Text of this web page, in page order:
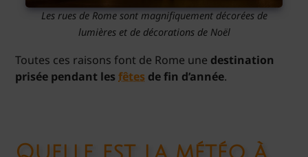
Les rues de Rome sont magnifiquement décorées de
lumières et de décorations de Noël
Toutes ces raisons font de Rome une destination
prisée pendant lesfêtes de fin d’année.
Quelle est la météo à